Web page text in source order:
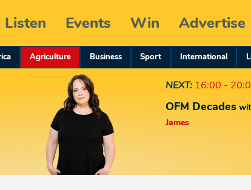
Listen Events Win Advertise
Agriculture Business Sport International
NEXT: 16:00 -
OFM Decades
James